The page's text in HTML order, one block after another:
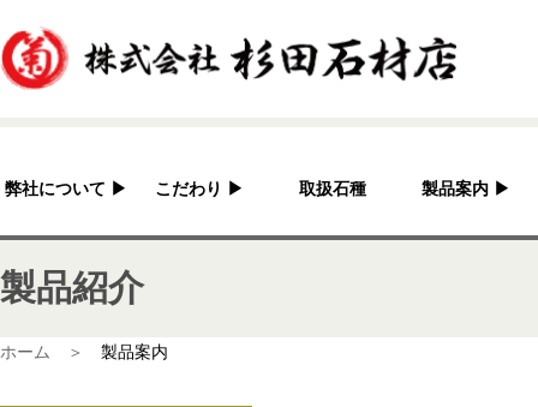
弊社について ▶
杉田石材店とは？
会社概要
こだわり ▶
加工へのこだわり
取扱石種 製品案内 ▶
灯篭
製品紹介
ホーム ＞ 製品案内